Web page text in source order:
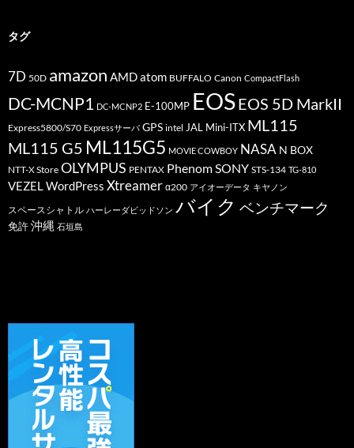
ー
タグ
7D 50D amazon AMDatom BUFFALO Canon CompactFlash
DC-MCNP1 DC-MCNP2 E-100MP EOSEOS 5D MarkII
Express5800/S70 Expressサーバ GPS intel JAL Mini-ITX ML115
ML115 G5 ML115G5 MOVIE COWBOY NASA N BOX
NTT-X Store OLYMPUS PENTAX PhenomSONY STS-134 TG-810
VEZELWordPress Xtreamer α200 アイオーデータ キヤノン
スペースシャトル ハーレーダビッドソン バイク ベンチマーク
免許沖縄 石垣島